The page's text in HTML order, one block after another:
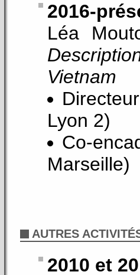
2016-
Léa
Vietnam
Lyon 2)
Co-
Marseille)
AUTRES
2010 et